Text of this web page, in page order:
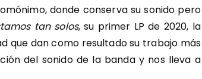
donde conserva su sonido pero
tan solos, su primer LP de 2020, la
que dan como resultado su trabajo más
del sonido de la banda y nos lleva a